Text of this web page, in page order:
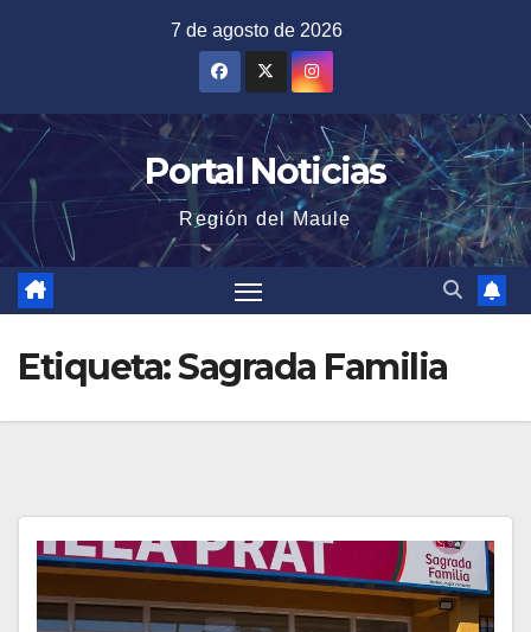
7 de agosto de 2026
Portal Noticias
Región del Maule
Etiqueta:Sagrada Familia